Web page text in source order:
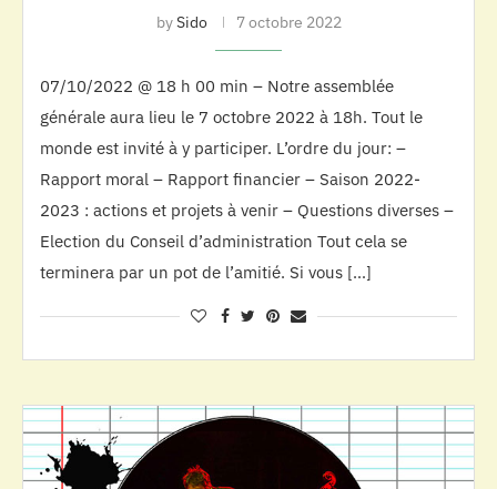
bySido 7 octobre 2022
07/10/2022 @ 18 h 00 min – Notre assemblée
générale aura lieu le 7 octobre 2022 à 18h. Tout le
monde est invité à y participer. L’ordre du jour: –
Rapport moral – Rapport financier – Saison 2022-
2023 : actions et projets à venir – Questions diverses –
Election du Conseil d’administration Tout cela se
terminera par un pot de l’amitié. Si vous […]